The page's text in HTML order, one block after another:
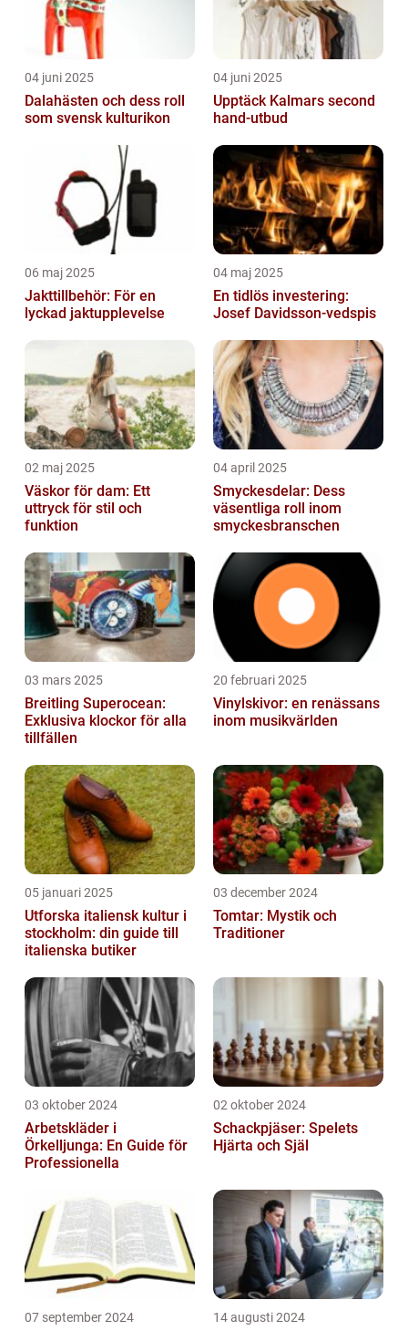
04 juni 2025
Dalahästen och dess roll
som svensk kulturikon
04 juni 2025
Upptäck Kalmars second
hand-utbud
06 maj 2025
Jakttillbehör: För en
lyckad jaktupplevelse
04 maj 2025
En tidlös investering:
Josef Davidsson-vedspis
02 maj 2025
Väskor för dam: Ett
uttryck för stil och
funktion
04 april 2025
Smyckesdelar: Dess
väsentliga roll inom
smyckesbranschen
03 mars 2025
Breitling Superocean:
Exklusiva klockor för alla
tillfällen
20 februari 2025
Vinylskivor: en renässans
inom musikvärlden
05 januari 2025
Utforska italiensk kultur i
stockholm: din guide till
italienska butiker
03 december 2024
Tomtar: Mystik och
Traditioner
03 oktober 2024
Arbetskläder i
Örkelljunga: En Guide för
Professionella
02 oktober 2024
Schackpjäser: Spelets
Hjärta och Själ
07 september 2024 14 augusti 2024